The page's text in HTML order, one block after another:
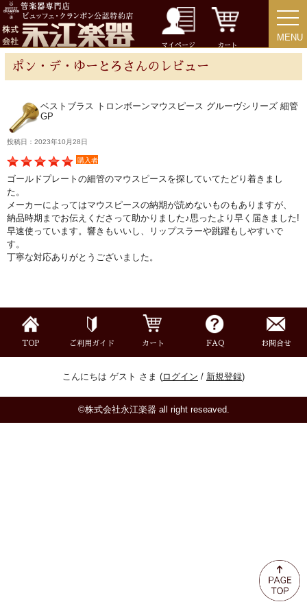
マイページ カート
MENU
MENU
ポン・デ・ゆーとろさんのレビュー
ベストブラス トロンボーンマウスピース グルーヴシリーズ 細管
GP
投稿日：2023年10月28日
購入者
ゴールドプレートの細管のマウスピースを探していてたどり着きまし
た。
メーカーによってはマウスピースの納期が読めないものもありますが、
納品時期までお伝えくださって助かりました♪思ったより早く届きました!
早速使っています。響きもいいし、リップスラーや跳躍もしやすいで
す。
丁寧な対応ありがとうございました。
TOP ご利用ガイド カート FAQ お問合せ
こんにちは ゲスト さま (ログイン / 新規登録)
©株式会社永江楽器 all right reseaved.
チューバ
リード＆リードケース
リガチャー＆キャップ
ミュート
楽器ケース＆ケースカバー
楽器スタンド